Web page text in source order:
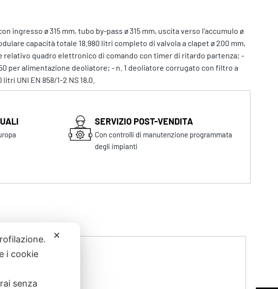
ingresso ø 315 mm, tubo by-pass ø 315 mm, uscita verso l'accumulo ø
capacità totale 18.980 litri completo di valvola a clapet ø 200 mm,
relativo quadro elettronico di comando con timer di ritardo partenza; -
per alimentazione deoliatore; - n. 1 deoliatore corrugato con filtro a
UNI EN 858/1-2 NS 18,0.
SERVIZIO POST-VENDITA
Con controlli di manutenzione programmata
degli impianti
✕
i cookie
senza